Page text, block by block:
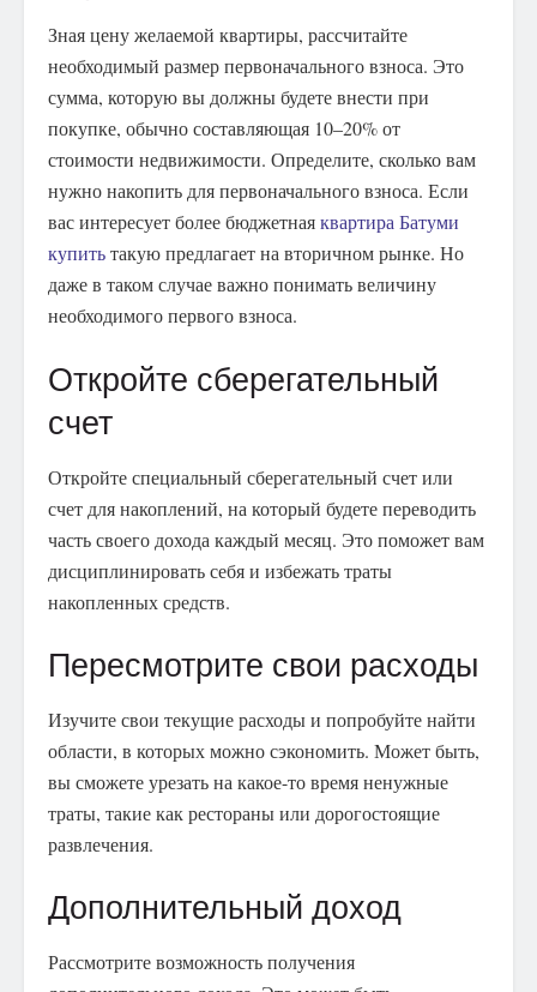
Зная цену желаемой квартиры, рассчитайте
необходимый размер первоначального взноса. Это
сумма, которую вы должны будете внести при
покупке, обычно составляющая 10–20% от
стоимости недвижимости. Определите, сколько вам
нужно накопить для первоначального взноса. Если
вас интересует более бюджетнаяквартира Батуми
купитьтакую предлагает на вторичном рынке. Но
даже в таком случае важно понимать величину
необходимого первого взноса.
Откройте сберегательный
счет
Откройте специальный сберегательный счет или
счет для накоплений, на который будете переводить
часть своего дохода каждый месяц. Это поможет вам
дисциплинировать себя и избежать траты
накопленных средств.
Пересмотрите свои расходы
Изучите свои текущие расходы и попробуйте найти
области, в которых можно сэкономить. Может быть,
вы сможете урезать на какое-то время ненужные
траты, такие как рестораны или дорогостоящие
развлечения.
Дополнительный доход
Рассмотрите возможность получения